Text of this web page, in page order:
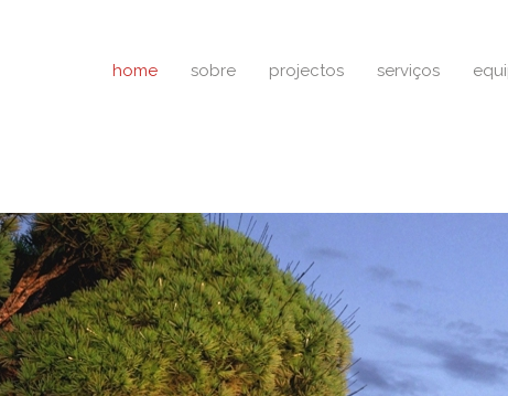
home sobre projectos serviços